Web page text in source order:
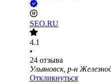
SEO.RU
4.1
•
24 отзыва
Ульяновск, р-н
Откликнуться